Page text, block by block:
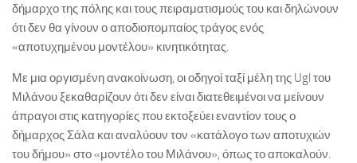
δήμαρχο της πόλης και τους πειραματισμούς του και δηλώνουν
ότι δεν θα γίνουν ο αποδιοπομπαίος τράγος ενός
«αποτυχημένου μοντέλου» κινητικότητας.
Με μια οργισμένη ανακοίνωση, οι οδηγοί ταξί μέλη της Ugl του
Μιλάνου ξεκαθαρίζουν ότι δεν είναι διατεθειμένοι να μείνουν
άπραγοι στις κατηγορίες που εκτοξεύει εναντίον τους ο
δήμαρχος Σάλα και αναλύουν τον «κατάλογο των αποτυχιών
του δήμου» στο «μοντέλο του Μιλάνου», όπως το αποκαλούν.